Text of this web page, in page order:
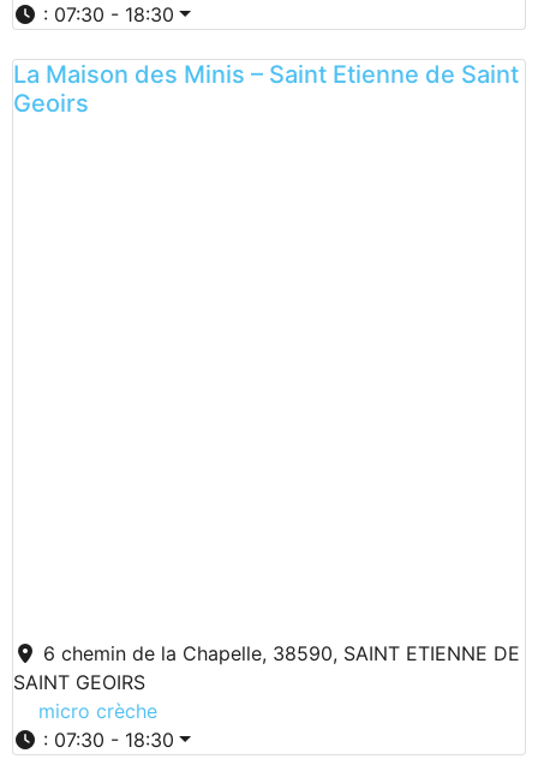
: 07:30 - 18:30
La Maison des Minis – Saint Etienne de Saint
Geoirs
6 chemin de la Chapelle, 38590, SAINT ETIENNE DE
SAINT GEOIRS
micro crèche
: 07:30 - 18:30